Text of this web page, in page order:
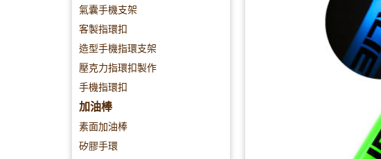
氣囊手機支架
客製指環扣
造型手機指環支架
壓克力指環扣製作
手機指環扣
加油棒
素面加油棒
矽膠手環